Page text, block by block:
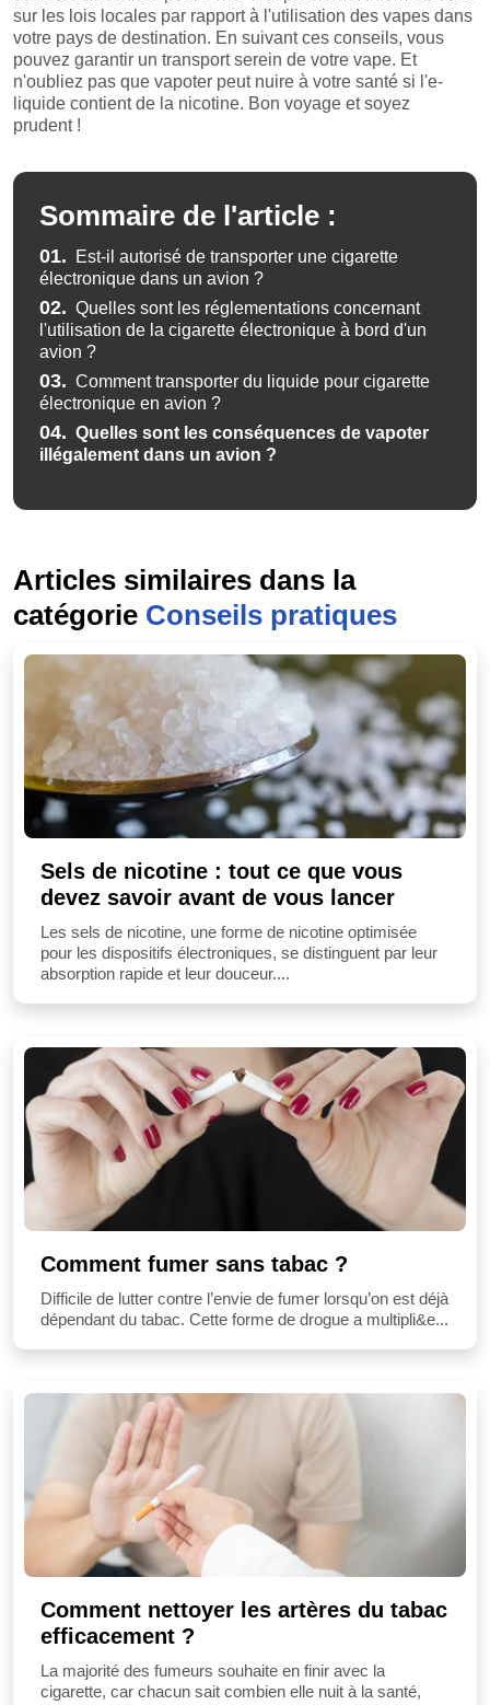
sur les lois locales par rapport à l'utilisation des vapes dans
votre pays de destination. En suivant ces conseils, vous
pouvez garantir un transport serein de votre vape. Et
n'oubliez pas que vapoter peut nuire à votre santé si l'e-
liquide contient de la nicotine. Bon voyage et soyez
prudent !
Sommaire de l'article :
01.
Est-il autorisé de transporter une cigarette
électronique dans un avion ?
02. Quelles sont les réglementations concernant
l'utilisation de la cigarette électronique à bord d'un
avion ?
03. Comment transporter du liquide pour cigarette
électronique en avion ?
04. Quelles sont les conséquences de vapoter
illégalement dans un avion ?
Articles similaires dans la
catégorie Conseils pratiques
Sels de nicotine : tout ce que vous
devez savoir avant de vous lancer
Les sels de nicotine, une forme de nicotine optimisée
pour les dispositifs électroniques, se distinguent par leur
absorption rapide et leur douceur....
Comment fumer sans tabac ?
Difficile de lutter contre l’envie de fumer lorsqu’on est déjà
dépendant du tabac. Cette forme de drogue a multipli&e...
Comment nettoyer les artères du tabac
efficacement ?
La majorité des fumeurs souhaite en finir avec la
cigarette, car chacun sait combien elle nuit à la santé,